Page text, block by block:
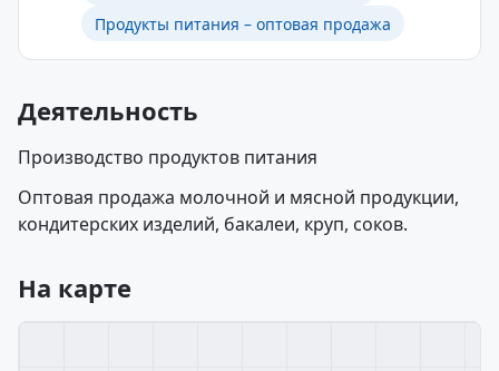
Продукты питания – оптовая продажа
Деятельность
Производство продуктов питания
Оптовая продажа молочной и мясной продукции,
кондитерских изделий, бакалеи, круп, соков.
На карте